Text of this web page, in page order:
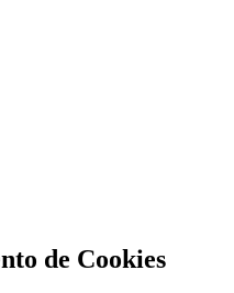
de Cookies